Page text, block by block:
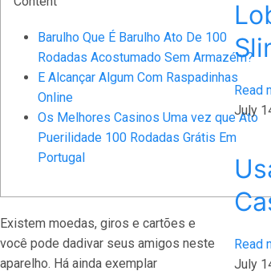
Barulho Que É Barulho Ato De 100
Rodadas Acostumado Sem Armazém?
E Alcançar Algum Com Raspadinhas
Online
Os Melhores Casinos Uma vez que Ato
Puerilidade 100 Rodadas Grátis Em
Portugal
Existem moedas, giros e cartões e
você pode dadivar seus amigos neste
aparelho. Há ainda exemplar
Read
July
Read
July